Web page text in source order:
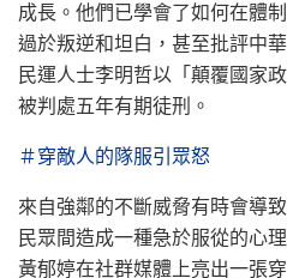
成長。他們已學會了如何在體
過於叛逆和坦白，甚至批評中
民運人士李明哲以「顛覆國家
被判處五年有期徒刑。
＃穿敵人的隊服引眾怒
來自強鄰的不斷威脅有時會導
民眾間造成一種急於服從的心
黃郁婷在社群媒體上亮出一張